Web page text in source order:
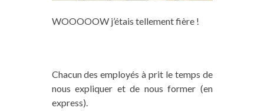
WOOOOOW j’étais tellement fière !
Chacun des employés à prit le temps de
nous expliquer et de nous former (en
express).